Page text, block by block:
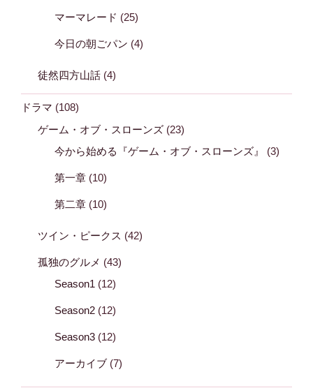
マーマレード (25)
今日の朝ごパン (4)
徒然四方山話 (4)
ドラマ (108)
ゲーム・オブ・スローンズ (23)
今から始める『ゲーム・オブ・スローンズ』
(3)
第一章 (10)
第二章 (10)
ツイン・ピークス (42)
孤独のグルメ (43)
Season1 (12)
Season2 (12)
Season3 (12)
アーカイブ (7)